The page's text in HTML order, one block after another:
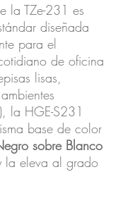
la TZe-231 es
diseñada
para el
de oficina
lisas,
la HGE-S231
base de color
sobre Blanco
la eleva al grado